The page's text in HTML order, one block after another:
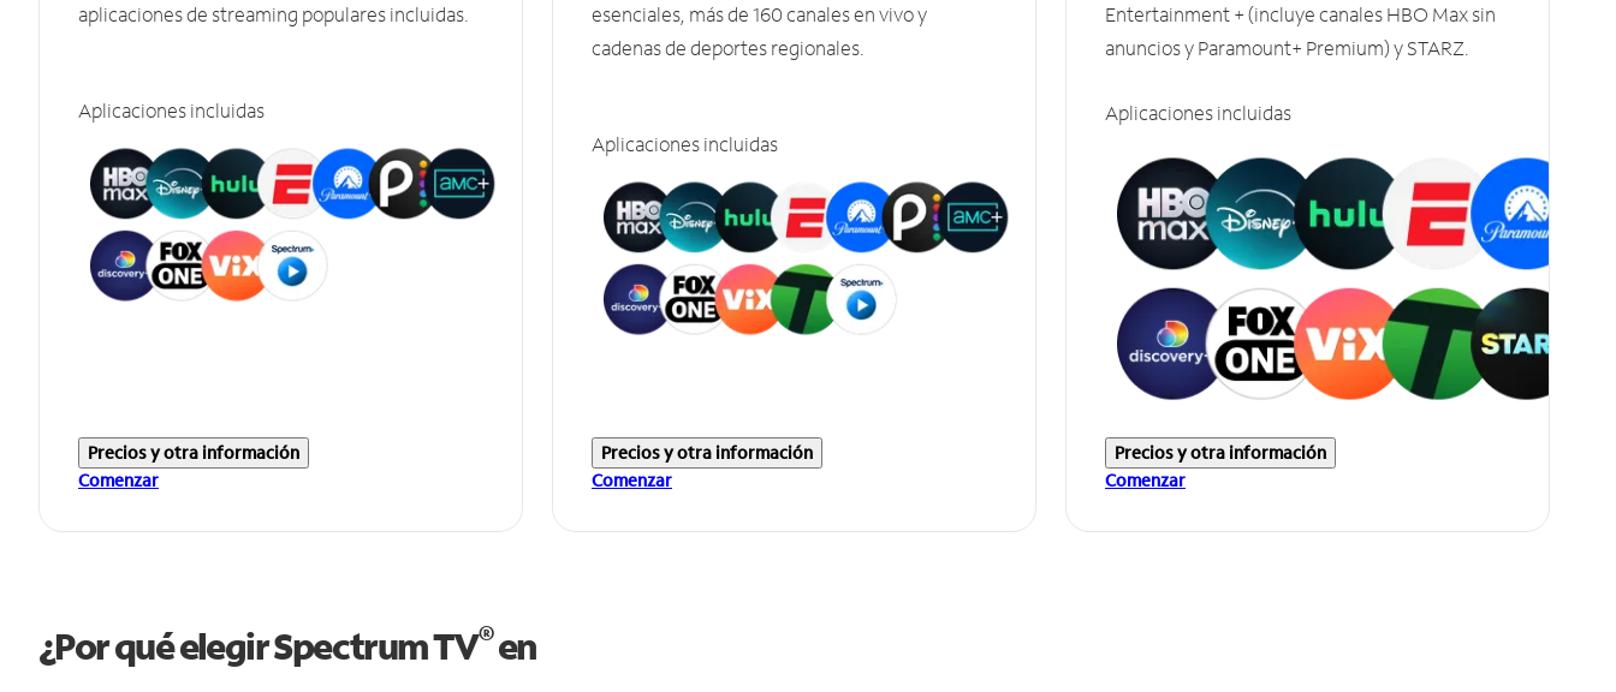
aplicaciones de streaming populares incluidas.
Aplicaciones incluidas
Precios y otra información
Comenzar
esenciales, más de 160 canales en vivo y
cadenas de deportes regionales.
Aplicaciones incluidas
Precios y otra información
Comenzar
Entertainment + (incluye canales HBO Max sin
anuncios y Paramount+ Premium) y STARZ.
Aplicaciones incluidas
Precios y otra información
Comenzar
¿Por qué elegir Spectrum TV®en